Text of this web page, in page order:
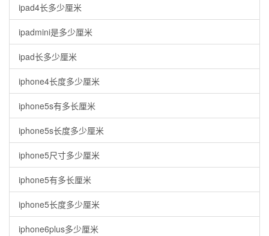
ipad4长多少厘米
ipadmini是多少厘米
ipad长多少厘米
iphone4长度多少厘米
iphone5s有多长厘米
iphone5s长度多少厘米
iphone5尺寸多少厘米
iphone5有多长厘米
iphone5长度多少厘米
iphone6plus多少厘米